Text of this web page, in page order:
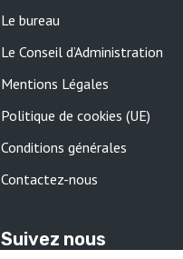
Le bureau
Le Conseil d’Administration
Mentions Légales
Politique de cookies (UE)
Conditions générales
Contactez-nous
Suivez nous